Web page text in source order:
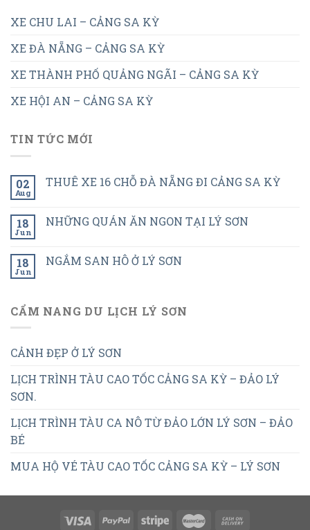
XE CHU LAI – CẢNG SA KỲ
XE ĐÀ NẴNG – CẢNG SA KỲ
XE THÀNH PHỐ QUẢNG NGÃI – CẢNG SA KỲ
XE HỘI AN – CẢNG SA KỲ
TIN TỨC MỚI
02
Aug
THUÊ XE 16 CHỖ ĐÀ NẴNG ĐI CẢNG SA KỲ
18
Jun
NHỮNG QUÁN ĂN NGON TẠI LÝ SƠN
18
Jun
NGẮM SAN HÔ Ở LÝ SƠN
CẨM NANG DU LỊCH LÝ SƠN
CẢNH ĐẸP Ở LÝ SƠN
LỊCH TRÌNH TÀU CAO TỐC CẢNG SA KỲ – ĐẢO LÝ
SƠN.
LỊCH TRÌNH TÀU CA NÔ TỪ ĐẢO LỚN LÝ SƠN – ĐẢO
BÉ
MUA HỘ VÉ TÀU CAO TỐC CẢNG SA KỲ – LÝ SƠN